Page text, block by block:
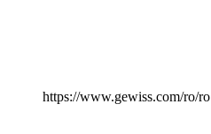
https://www.gewiss.com/ro/ro